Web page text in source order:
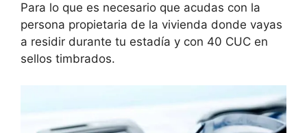
Para lo que es necesario que acudas con la
persona propietaria de la vivienda donde vayas
a residir durante tu estadía y con 40 CUC en
sellos timbrados.